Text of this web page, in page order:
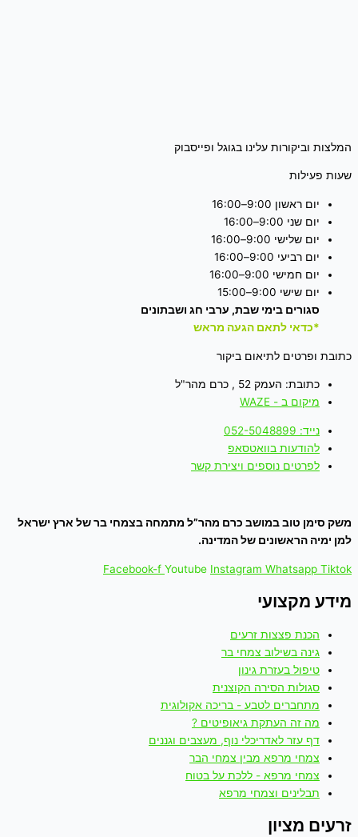
המלצות וביקורות עלינו בגוגל ופייסבוק
שעות פעילות
יום ראשון 9:00–16:00
יום שני 9:00–16:00
יום שלישי 9:00–16:00
יום רביעי 9:00–16:00
יום חמישי 9:00–16:00
יום שישי 9:00–15:00
סגורים בימי שבת, ערבי חג ושבתונים
*כדאי לתאם הגעה מראש
כתובת ופרטים לתיאום ביקור
כתובת: העמק 52 , כרם מהר"ל
מיקום ב - WAZE
נייד: 052-5048899
להודעות בוואטסאפ
לפרטים נוספים ויצירת קשר
משק סימן טוב במושב כרם מהר”ל מתמחה בצמחי בר של ארץ ישראל
למן ימיה הראשונים של המדינה.
Facebook-f Youtube Instagram Whatsapp Tiktok
מידע מקצועי
הכנת פצצות זרעים
גינה בשילוב צמחי בר
טיפול בעזרת גינון
סגולות הסירה הקוצנית
מתחברים לטבע - בריכה אקולוגית
מה זה העתקת גיאופיטים ?
דף עזר לאדריכלי נוף, מעצבים וגננים
צמחי מרפא מבין צמחי הבר
צמחי מרפא - ללכת על בטוח
תבלינים וצמחי מרפא
זרעים מציון